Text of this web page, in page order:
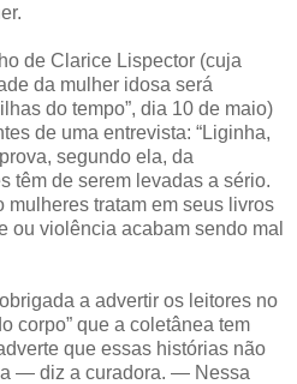
de Clarice Lispector (cuja
da mulher idosa será
do tempo”, dia 10 de maio)
de uma entrevista: “Liginha,
segundo ela, da
têm de serem levadas a sério.
mulheres tratam em seus livros
ou violência acabam sendo mal
a advertir os leitores no
corpo” que a coletânea tem
que essas histórias não
— diz a curadora. — Nessa